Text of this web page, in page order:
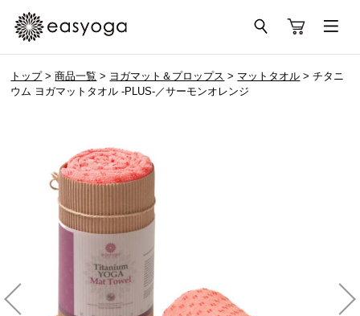
トップ>商品一覧 > ヨガマット＆プロップス > マットタオル > チタニ
ウム ヨガマットタオル -PLUS-／サーモンオレンジ